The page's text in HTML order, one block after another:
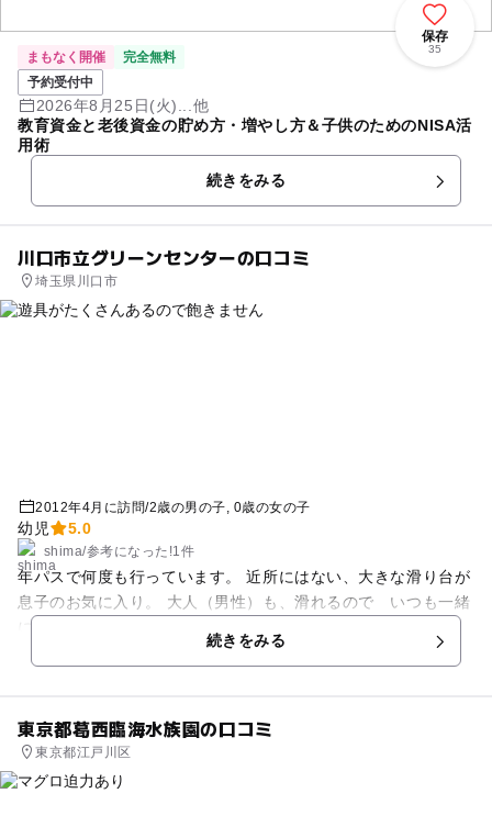
保存
35
まもなく開催
完全無料
予約受付中
2026年8月25日(火)...他
教育資金と老後資金の貯め方・増やし方＆子供のためのNISA活
用術
続きをみる
川口市立グリーンセンターの口コミ
埼玉県川口市
2012年4月に訪問/2歳の男の子 0歳の女の子
幼児 5.0
shima/参考になった!1件
年パスで何度も行っています。 近所にはない、大きな滑り台が
息子のお気に入り。 大人（男性）も、滑れるので いつも一緒
ー」のバスでいくのもおすすめ。 東門側に大きい滑り台などが
間 要チェック！） ※写真は、バス停から東門の屋根が見えて
いる様子です。 こんなに近いんですよ。
続きをみる
東京都葛西臨海水族園の口コミ
東京都江戸川区